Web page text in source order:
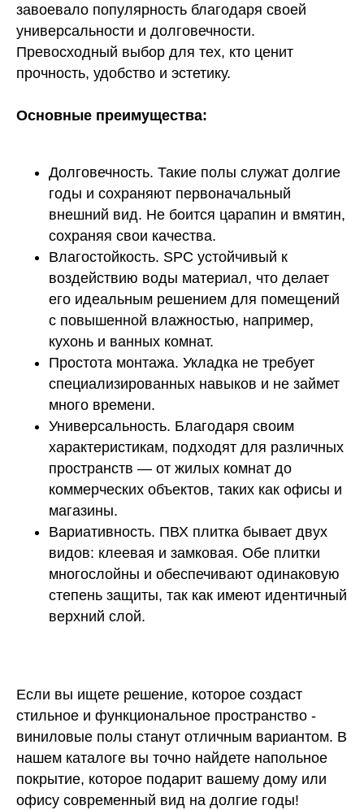
завоевало популярность благодаря своей
универсальности и долговечности.
Превосходный выбор для тех, кто ценит
прочность, удобство и эстетику.
Основные преимущества:
Долговечность. Такие полы служат долгие
годы и сохраняют первоначальный
внешний вид. Не боится царапин и вмятин,
сохраняя свои качества.
Влагостойкость. SPC устойчивый к
воздействию воды материал, что делает
его идеальным решением для помещений
с повышенной влажностью, например,
кухонь и ванных комнат.
Простота монтажа. Укладка не требует
специализированных навыков и не займет
много времени.
Универсальность. Благодаря своим
характеристикам, подходят для различных
пространств — от жилых комнат до
коммерческих объектов, таких как офисы и
магазины.
Вариативность. ПВХ плитка бывает двух
видов: клеевая и замковая. Обе плитки
многослойны и обеспечивают одинаковую
степень защиты, так как имеют идентичный
верхний слой.
Если вы ищете решение, которое создаст
стильное и функциональное пространство -
виниловые полы станут отличным вариантом. В
нашем каталоге вы точно найдете напольное
покрытие, которое подарит вашему дому или
офису современный вид на долгие годы!
sales@bratec-lis.com КОНТАКТЫ